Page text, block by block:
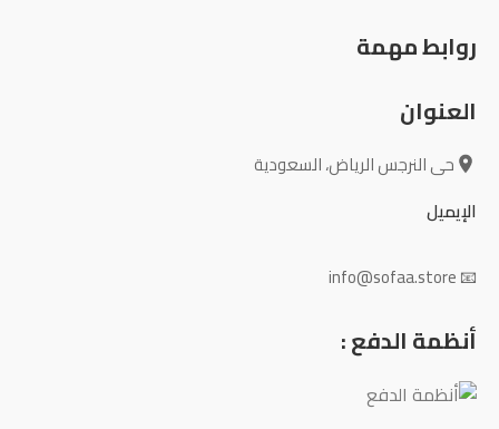
روابط مهمة
العنوان
حى النرجس الرياض، السعودية
الإيميل
📧 info@sofaa.store
أنظمة الدفع :